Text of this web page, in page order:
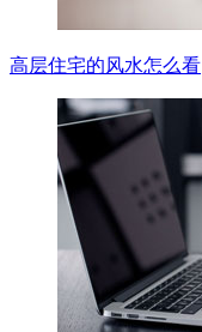
高层住宅的风水怎么看